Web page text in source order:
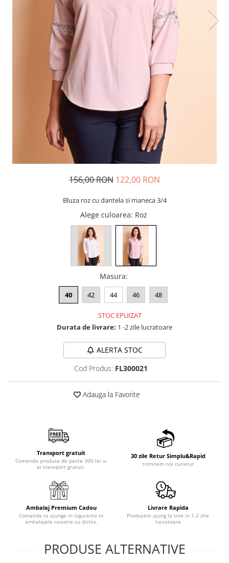
156,00 RON 122,00 RON
Bluza roz cu dantela si maneca 3/4
Alege culoarea: Roz
Masura:
40 42 44 46 48
STOC EPUIZAT
Durata de livrare: 1 -2 zile lucratoare
ALERTA STOC
Cod Produs: FL300021
Adauga la Favorite
Transport gratuit
Comanda produse de peste 300 lei si
ai transport gratuit.
30 zile Retur Simplu&Rapid
trimitem noi curierul
Ambalaj Premium Cadou
Comanda ta ajunge in siguranta in
ambalajele noastre cu dichis.
Livrare Rapida
Produsele ajung la tine in 1-2 zile
lucratoare
PRODUSE ALTERNATIVE